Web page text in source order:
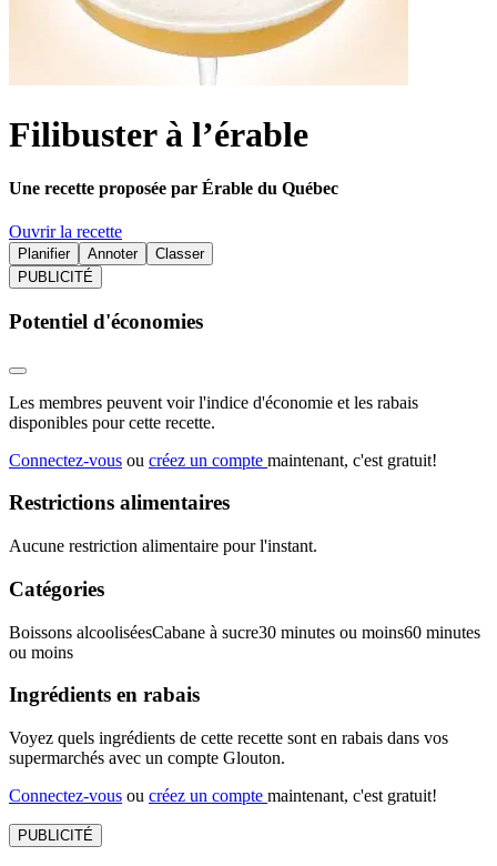
Filibuster à l’érable
Une recette proposée par Érable du Québec
Ouvrir la recette
Planifier Annoter
Classer
PUBLICITÉ
Potentiel d'économies
Les membres peuvent voir l'indice d'économie et les rabais
disponibles pour cette recette.
Connectez-vous ou créez un compte maintenant, c'est gratuit!
Restrictions alimentaires
Aucune restriction alimentaire pour l'instant.
Catégories
Boissons alcooliséesCabane à sucre30 minutes ou moins60 minutes
ou moins
Ingrédients en rabais
Voyez quels ingrédients de cette recette sont en rabais dans vos
supermarchés avec un compte Glouton.
Connectez-vous ou créez un compte maintenant, c'est gratuit!
PUBLICITÉ